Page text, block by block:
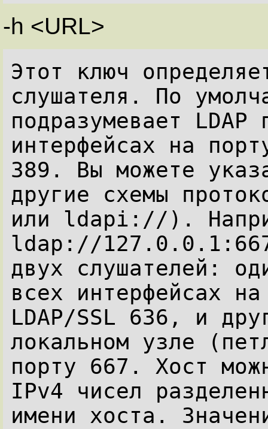
-h <URL>
Этот ключ
слушателя. По
подразумевает
интерфейсах на
389. Вы можете
другие схемы
или ldapi://).
ldap://
двух слушателей:
всех интерфейсах
LDAP/SSL 636, и
локальном узле
порту 667. Хост
IPv4 чисел
имени хоста.